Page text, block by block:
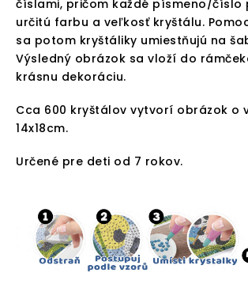
číslami, pričom každé písmeno/číslo
určitú farbu a veľkosť kryštálu.
sa potom kryštáliky umiestňujú na
Výsledný obrázok sa vloží do
krásnu dekoráciu.
Cca 600 kryštálov vytvorí obrázok o
14x18cm.
Určené pre deti od 7 rokov.